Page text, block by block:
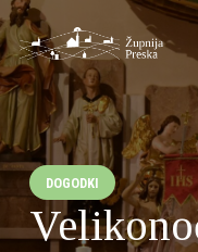
DOGODKI